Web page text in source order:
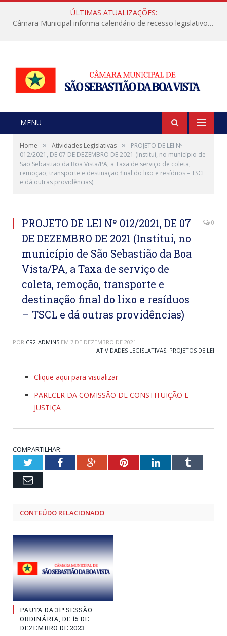
ÚLTIMAS ATUALIZAÇÕES:
Câmara Municipal informa calendário de recesso legislativo de julho
MENU
Home » Atividades Legislativas »
PROJETO DE LEI Nº
012/2021, DE 07 DE DEZEMBRO DE 2021 (Institui, no município de
São Sebastião da Boa Vista/PA, a Taxa de serviço de coleta,
remoção, transporte e destinação final do lixo e resíduos – TSCL
e dá outras providências)
PROJETO DE LEI Nº 012/2021, DE 07
DE DEZEMBRO DE 2021 (Institui, no
município de São Sebastião da Boa
Vista/PA, a Taxa de serviço de
coleta, remoção, transporte e
destinação final do lixo e resíduos
– TSCL e dá outras providências)
0
POR CR2-ADMIN5 EM 7 DE DEZEMBRO DE 2021
ATIVIDADES LEGISLATIVAS, PROJETOS DE LEI
Clique aqui para visualizar
PARECER DA COMISSÃO DE CONSTITUIÇÃO E
JUSTIÇA
COMPARTILHAR:
TwitterFacebookGoogle+PinterestLinkedInTumblr
Email
CONTEÚDO RELACIONADO
PAUTA DA 31ª SESSÃO
ORDINÁRIA, DE 15 DE
DEZEMBRO DE 2023